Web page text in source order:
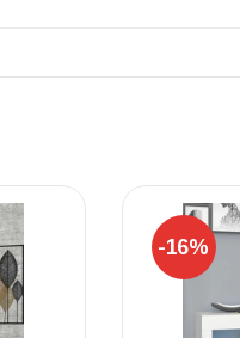
ΠΟΙΟΤΗΤΑ
-16%